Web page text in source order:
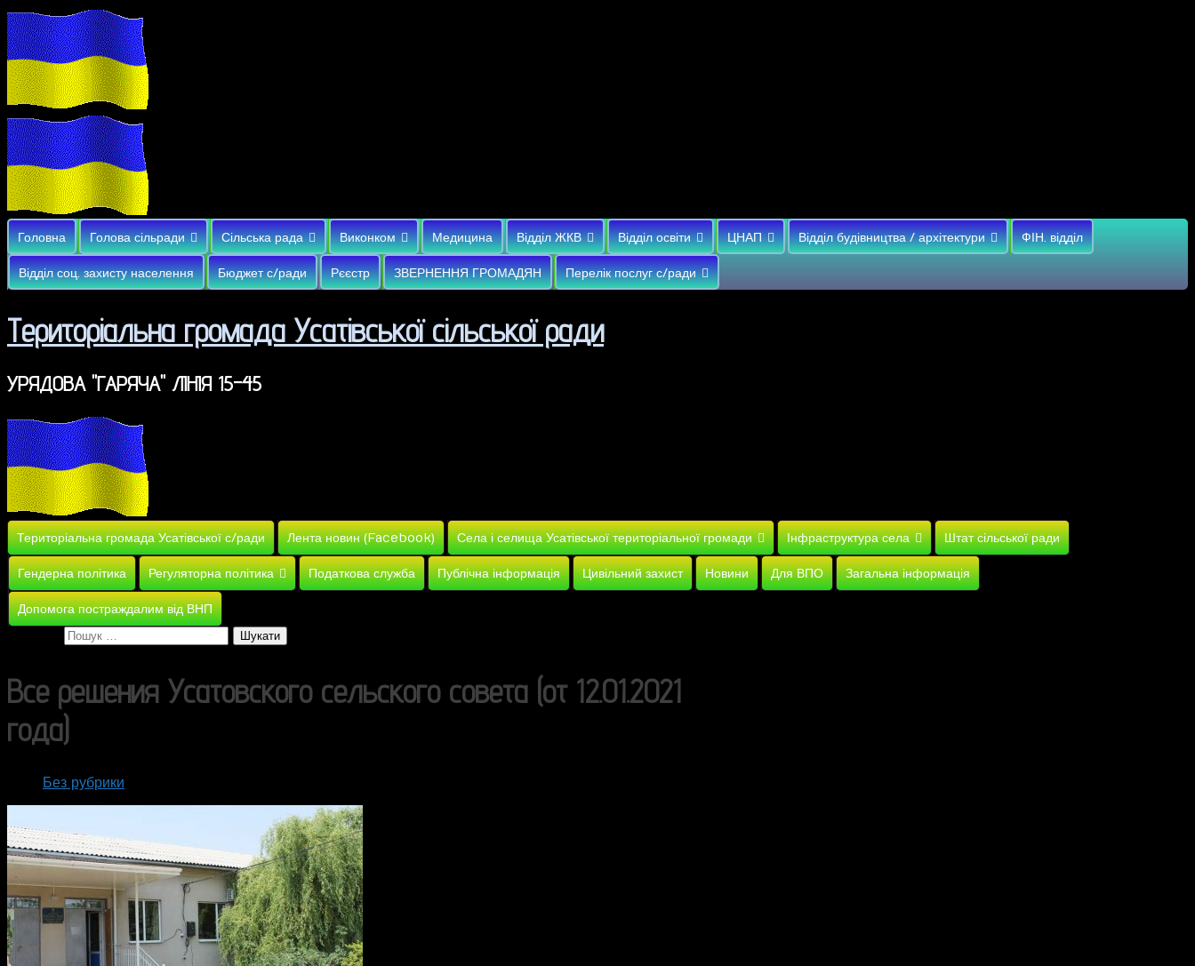
Головна Голова сільради Сільська рада Виконком Медицина Відділ ЖКВ Відділ освіти ЦНАП Відділ будівництва / архітектури ФІН. відділ
Відділ соц. захисту населення Бюджет с/ради Рєєстр ЗВЕРНЕННЯ ГРОМАДЯН Перелік послуг с/ради
Територіальна громада Усатівської сільської ради
УРЯДОВА "ГАРЯЧА" ЛІНІЯ 15-45
Територіальна громада Усатівської с/ради Лента новин (Facebook) Села і селища Усатівської територіальної громади Інфраструктура села Штат сільської ради
Гендерна політика Регуляторна політика Податкова служба Публічна інформація Цивільний захист Новини Для ВПО Загальна інформація
Допомога постраждалим від ВНП
Пошук:
Все решения Усатовского сельского совета (от 12.01.2021
года)
Без рубрики